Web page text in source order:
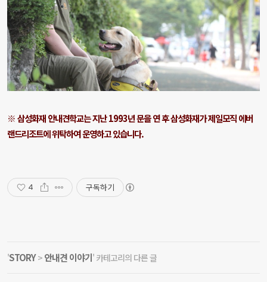
※ 삼성화재 안내견학교는 지난 1993년 문을 연 후 삼성화재가 제일모직 에버
랜드리조트에 위탁하여 운영하고 있습니다.
4 구독하기
'STORY> 안내견 이야기' 카테고리의 다른 글